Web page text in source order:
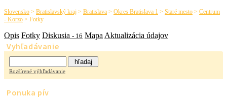
Slovensko > Bratislavský kraj > Bratislava > Okres Bratislava 1 > Staré mesto > Centrum
- Korzo > Fotky
Opis Fotky Diskusia - 16 Mapa Aktualizácia údajov
Vyhľadávanie
Rozšírené výhľadávanie
Ponuka pív